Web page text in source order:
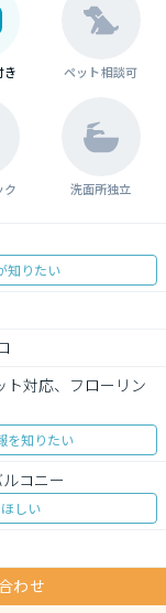
き ペット相談可
ク 洗面所独立
知りたい
ト対応、フローリン
を知りたい
コニー
しい
わせ